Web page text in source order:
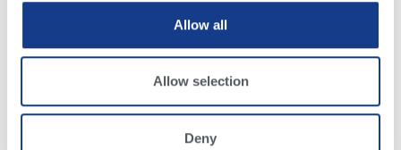
Allow all
Allow selection
Deny
establos, lo ideal es que tengan el tamaño
Compruebe las normas de la industria en cuanto
a los requisitos de espacio para los establos con
cama o echaderos. La densidad de población
debe ser de un establo por animal. Debe haber